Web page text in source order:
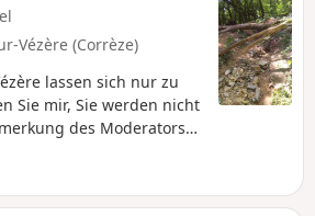
Vézère (Corrèze)
lassen sich nur zu
Sie mir, Sie werden nicht
des Moderators
sein. Siehe Bewertungen